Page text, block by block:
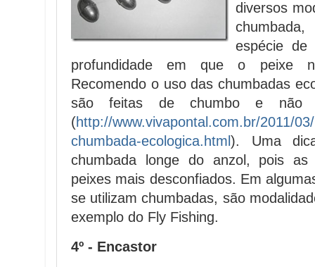
diversos
espécie
profundidade em que o peixe
Recomendo o uso das chumbadas
são feitas de chumbo e não
(http://www.vivapontal.com.br/2011/
chumbada-ecologica.html ). Uma
chumbada longe do anzol, pois as
peixes mais desconfiados. Em
se utilizam chumbadas, são
exemplo do Fly Fishing.
4º - Encastor